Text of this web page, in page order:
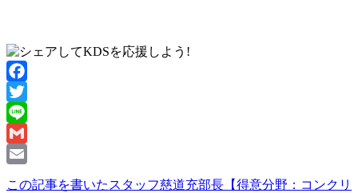
Facebook
Twitter
Line
Gmail
この記事を書いたスタッフ慈道充部長 【得意分野：コンクリ